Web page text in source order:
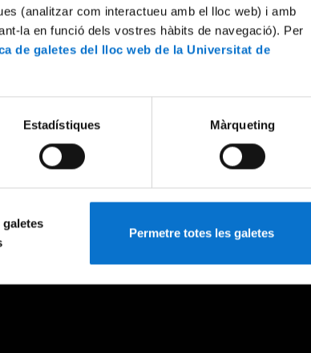
(analitzar com interactueu amb el lloc web) i amb
la en funció dels vostres hàbits de navegació). Per
de galetes del lloc web de la Universitat de
Estadístiques Màrqueting
Permetre totes les galetes